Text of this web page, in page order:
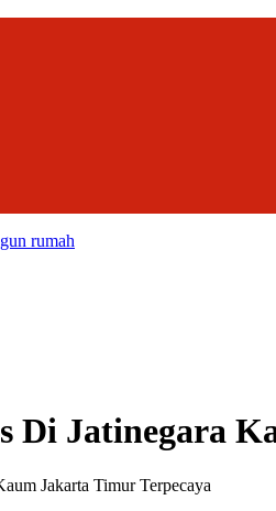
Di Jatinegara